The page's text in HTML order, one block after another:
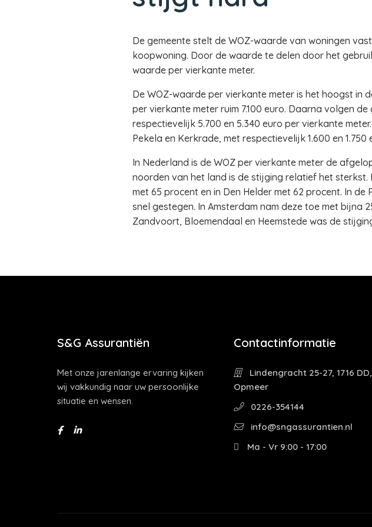
De gemeente stelt de WOZ-waarde van woningen
koopwoning. Door de waarde te delen door het
waarde per vierkante meter.
De WOZ-waarde per vierkante meter is het hoogst in
per vierkante meter ruim 7.100 euro. Daarna volgen
respectievelijk 5.700 en 5.340 euro per vierkante
Pekela en Kerkrade, met respectievelijk 1.600 en 1.750
In Nederland is de WOZ per vierkante meter de
noorden van het land is de stijging relatief het
met 65 procent en in Den Helder met 62 procent. In
snel gestegen. In Amsterdam nam deze toe met bijna
Zandvoort, Bloemendaal en Heemstede was de
S&G Assurantiën
Met onze jarenlange ervaring kijken
wij vakkundig naar uw persoonlijke
situatie en wensen.
Contactinformatie
Lindengracht 25-27, 1716 DD,
Opmeer
0226-354144
info@sngassurantien.nl
Ma - Vr 9:00 - 17:00